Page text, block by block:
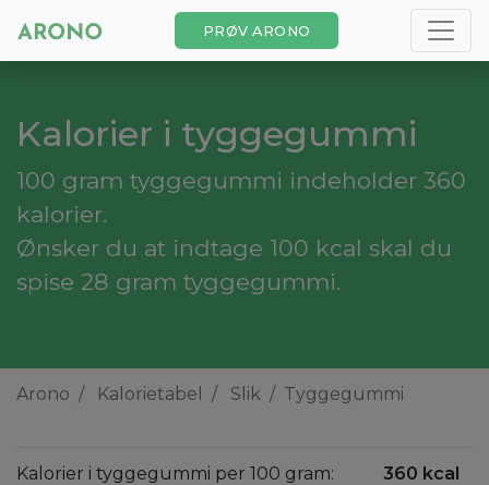
PRØV ARONO
Kalorier i tyggegummi
100 gram tyggegummi indeholder 360
kalorier.
Ønsker du at indtage 100 kcal skal du
spise 28 gram tyggegummi.
Arono Kalorietabel Slik Tyggegummi
Kalorier i tyggegummi per 100 gram: 360 kcal